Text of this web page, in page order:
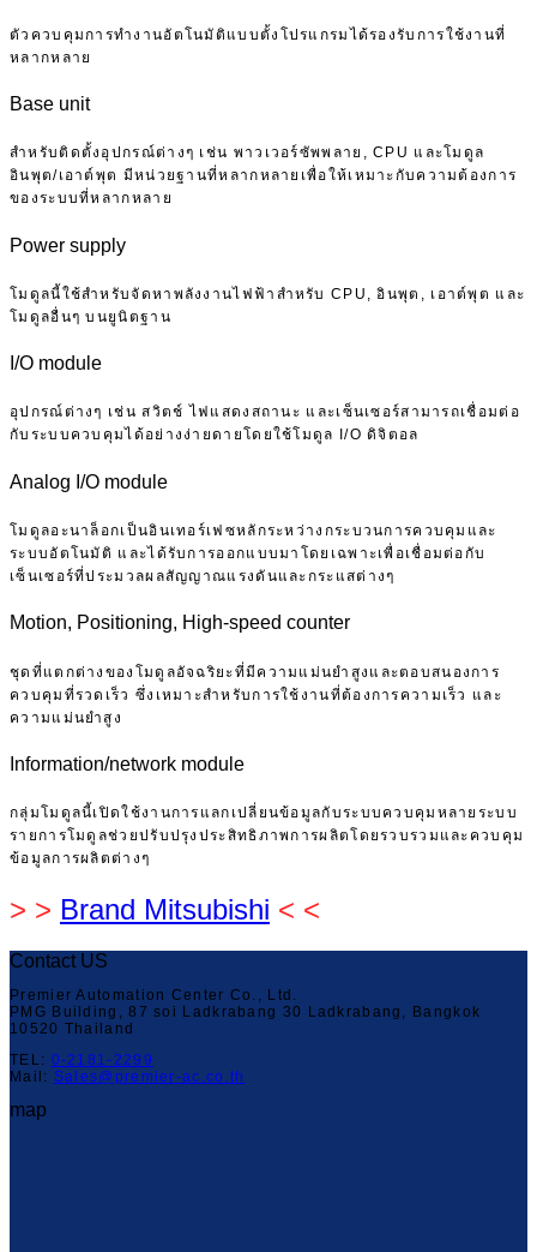
ตัวควบคุมการทำงานอัตโนมัติแบบตั้งโปรแกรมได้รองรับการใช้งานที่
หลากหลาย
Base unit
สำหรับติดตั้งอุปกรณ์ต่างๆ เช่น พาวเวอร์ซัพพลาย, CPU และโมดูล
อินพุต/เอาต์พุต มีหน่วยฐานที่หลากหลายเพื่อให้เหมาะกับความต้องการ
ของระบบที่หลากหลาย
Power supply
โมดูลนี้ใช้สำหรับจัดหาพลังงานไฟฟ้าสำหรับ CPU, อินพุต, เอาต์พุต และ
โมดูลอื่นๆ บนยูนิตฐาน
I/O module
อุปกรณ์ต่างๆ เช่น สวิตช์ ไฟแสดงสถานะ และเซ็นเซอร์สามารถเชื่อมต่อ
กับระบบควบคุมได้อย่างง่ายดายโดยใช้โมดูล I/O ดิจิตอล
Analog I/O module
โมดูลอะนาล็อกเป็นอินเทอร์เฟซหลักระหว่างกระบวนการควบคุมและ
ระบบอัตโนมัติ และได้รับการออกแบบมาโดยเฉพาะเพื่อเชื่อมต่อกับ
เซ็นเซอร์ที่ประมวลผลสัญญาณแรงดันและกระแสต่างๆ
Motion, Positioning, High-speed counter
ชุดที่แตกต่างของโมดูลอัจฉริยะที่มีความแม่นยำสูงและตอบสนองการ
ควบคุมที่รวดเร็ว ซึ่งเหมาะสำหรับการใช้งานที่ต้องการความเร็ว และ
ความแม่นยำสูง
Information/network module
กลุ่มโมดูลนี้เปิดใช้งานการแลกเปลี่ยนข้อมูลกับระบบควบคุมหลายระบบ
รายการโมดูลช่วยปรับปรุงประสิทธิภาพการผลิตโดยรวบรวมและควบคุม
ข้อมูลการผลิตต่างๆ
> > Brand Mitsubishi < <
Contact US
Premier Automation Center Co., Ltd.
PMG Building, 87 soi Ladkrabang 30 Ladkrabang, Bangkok
10520 Thailand
TEL: 0-2181-2299
Mail: Sales@premier-ac.co.th
map